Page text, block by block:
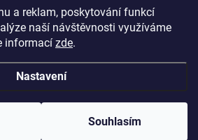
a reklam, poskytování funkcí
naší návštěvnosti využíváme
informací zde.
Nastavení
Souhlasím
Vytvořil Shoptet
Všechna práva vyhrazena.Upravit nastavení